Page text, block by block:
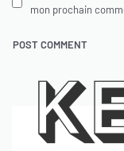
mon prochain